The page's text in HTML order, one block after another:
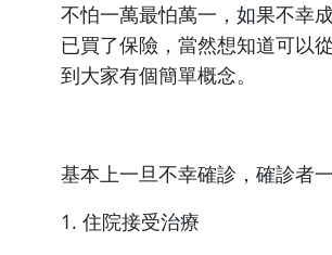
不怕一萬最怕萬一，如果不幸
已買了保險，當然想知道可以
到大家有個簡單概念。
基本上一旦不幸確診，確診者
1. 住院接受治療